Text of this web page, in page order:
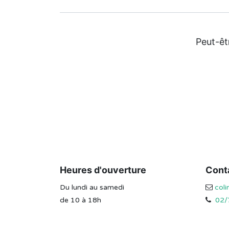
Peut-
Heures d'ouverture
Du lundi au samedi
de 10 à 18h
02/